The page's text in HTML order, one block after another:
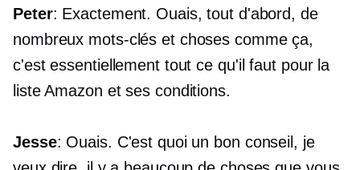
Peter: Exactement. Ouais, tout d'abord, de
nombreux mots-clés et choses comme ça,
c'est essentiellement tout ce qu'il faut pour la
liste Amazon et ses conditions.
Jesse: Ouais. C'est quoi un bon conseil, je